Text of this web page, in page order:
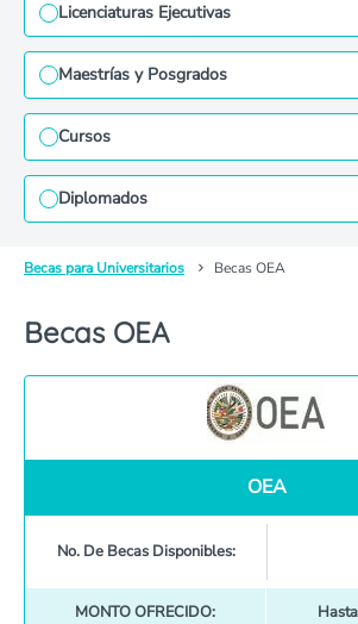
Licenciaturas Ejecutivas
Maestrías y Posgrados
Cursos
Diplomados
Becas para Universitarios Becas OEA
Becas OEA
OEA
No. De Becas Disponibles:
MONTO OFRECIDO: